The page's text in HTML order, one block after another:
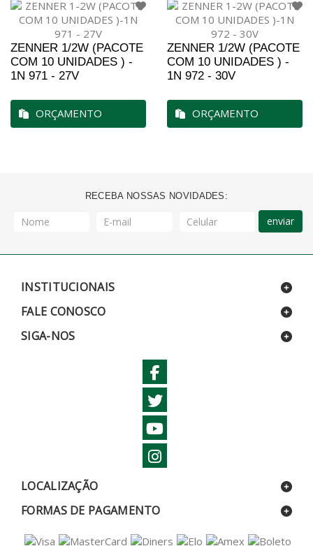
ZENNER 1/2W (PACOTE
COM 10 UNIDADES ) -
1N 971 - 27V
ORÇAMENTO
ZENNER 1/2W (PACOTE
COM 10 UNIDADES ) -
1N 972 - 30V
ORÇAMENTO
RECEBA NOSSAS NOVIDADES:
enviar
INSTITUCIONAIS
FALE CONOSCO
SIGA-NOS
LOCALIZAÇÃO
FORMAS DE PAGAMENTO